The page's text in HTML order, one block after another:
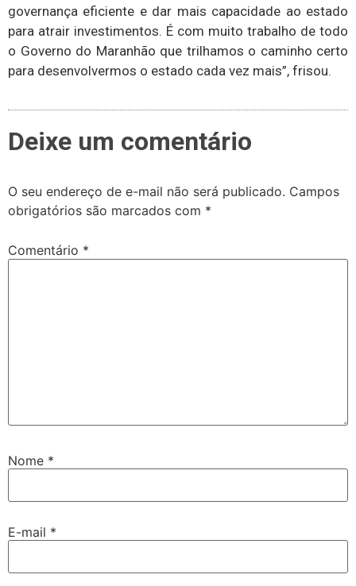
governança eficiente e dar mais capacidade ao estado
para atrair investimentos. É com muito trabalho de todo
o Governo do Maranhão que trilhamos o caminho certo
para desenvolvermos o estado cada vez mais”, frisou.
Deixe um comentário
O seu endereço de e-mail não será publicado. Campos
obrigatórios são marcados com *
Comentário *
Nome *
E-mail *